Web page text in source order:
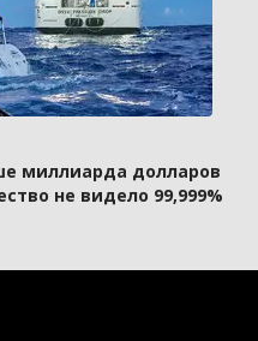
миллиарда долларов
не видело 99,999%